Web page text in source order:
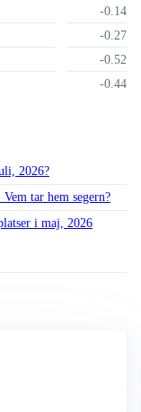
-0.14
-0.27
-0.52
-0.44
2026?
tar hem segern?
i maj, 2026